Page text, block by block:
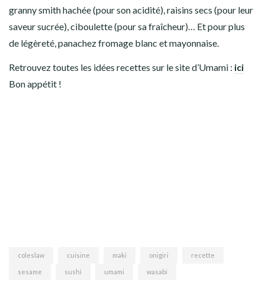
granny smith hachée (pour son acidité), raisins secs (pour leur
saveur sucrée), ciboulette (pour sa fraîcheur)… Et pour plus
de légèreté, panachez fromage blanc et mayonnaise.
Retrouvez toutes les idées recettes sur le site d’Umami : ici
Bon appétit !
coleslaw cuisine maki onigiri recette
sesame sushi umami wasabi